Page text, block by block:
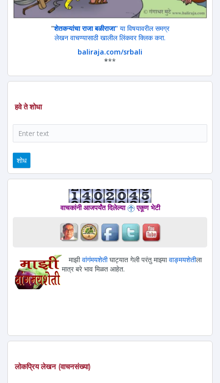
"शेतकऱ्यांचा राजा बळीराजा"या विषयावरील समग्र
लेखन वाचण्यासाठी खालील लिंकवर क्लिक करा.
baliraja.com/srbali
***
हवे ते शोधा
शोध
वाचकांनी आजपर्यंत दिलेल्या एकूण भेटी
माझीवांगंमयशेतीघाट्यात गेली परंतु माझ्यावाङ्मयशेतीला
मात्र बरे भाव मिळत आहेत.
लोकप्रिय लेखन (वाचनसंख्या)